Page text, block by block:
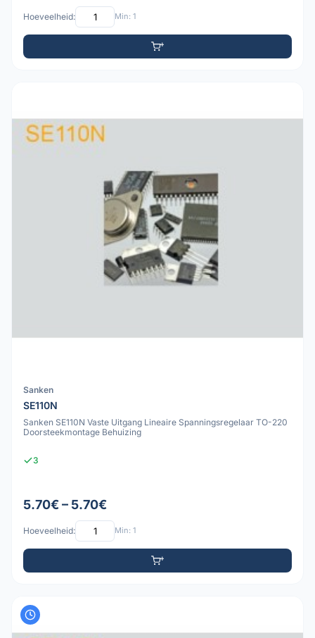
Hoeveelheid: Min: 1
Sanken
SE110N
Sanken SE110N Vaste Uitgang Lineaire Spanningsregelaar TO-220
Doorsteekmontage Behuizing
3
5.70€ – 5.70€
Hoeveelheid: Min: 1